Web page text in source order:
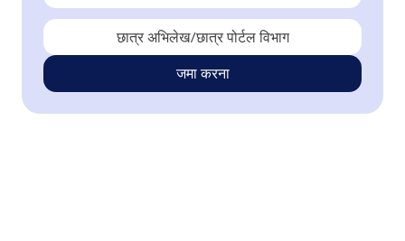
छात्र अभिलेख/छात्र पोर्टल विभाग
जमा करना